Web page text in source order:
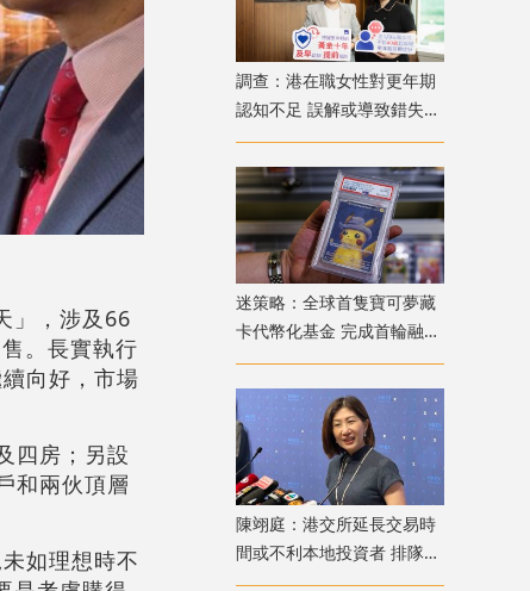
」，涉及66
。長實執行
向好，市場
四房；另設
和兩伙頂層
如理想時不
調查：港在職女性對更年期
認知不足 誤解或導致錯失
「黃金預防期」
迷策略：全球首隻寶可夢藏
卡代幣化基金 完成首輪融資
兼獲超購
陳翊庭：港交所延長交易時
間或不利本地投資者 排隊上
市公司數量創新高